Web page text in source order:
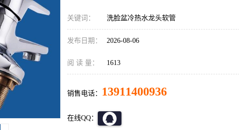
关键词： 洗脸盆冷热水龙头软管
发布日期： 2026-08-06
阅 读 量： 1613
销售电话： 13911400936
在线QQ：